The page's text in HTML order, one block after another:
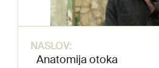
NASLOV:
Anatomija otoka